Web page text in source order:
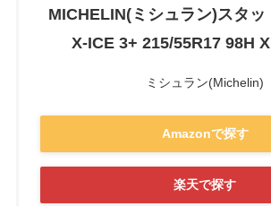
MICHELIN(ミシュラン)スタッ
X-ICE 3+ 215/55R17 98H
ミシュラン(Michelin)
Amazonで探す
楽天で探す